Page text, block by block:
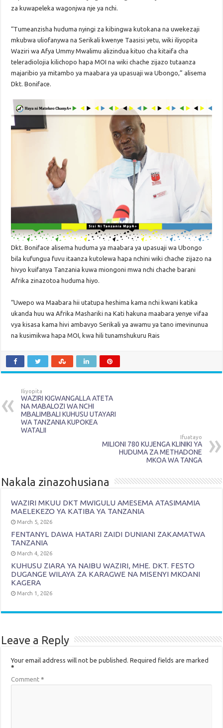
za kuwapeleka wagonjwa nje ya nchi.
“Tumeanzisha huduma nyingi za kibingwa kutokana na uwekezaji
mkubwa uliofanywa na Serikali kwenye Taasisi yetu, wiki iliyopita
Waziri wa Afya Ummy Mwalimu alizindua kituo cha kitaifa cha
teleradiolojia kilichopo hapa MOI na wiki chache zijazo tutaanza
majaribio ya mitambo ya maabara ya upasuaji wa Ubongo,” alisema
Dkt. Boniface.
Dkt. Boniface alisema huduma ya maabara ya upasuaji wa Ubongo
bila kufungua fuvu itaanza kutolewa hapa nchini wiki chache zijazo na
hivyo kuifanya Tanzania kuwa miongoni mwa nchi chache barani
Afrika zinazotoa huduma hiyo.
“Uwepo wa Maabara hii utatupa heshima kama nchi kwani katika
ukanda huu wa Afrika Mashariki na Kati hakuna maabara yenye vifaa
vya kisasa kama hivi ambavyo Serikali ya awamu ya tano imevinunua
na kusimikwa hapa MOI, kwa hili tunamshukuru Rais
Iliyopita
WAZIRI KIGWANGALLA ATETA
NA MABALOZI WA NCHI
MBALIMBALI KUHUSU UTAYARI
WA TANZANIA KUPOKEA
WATALII
Ifuatayo
MILIONI 780 KUJENGA KLINIKI YA
HUDUMA ZA METHADONE
MKOA WA TANGA
Nakala zinazohusiana
WAZIRI MKUU DKT MWIGULU AMESEMA ATASIMAMIA
MAELEKEZO YA KATIBA YA TANZANIA
March 5, 2026
FENTANYL DAWA HATARI ZAIDI DUNIANI ZAKAMATWA
TANZANIA
March 4, 2026
KUHUSU ZIARA YA NAIBU WAZIRI, MHE. DKT. FESTO
DUGANGE WILAYA ZA KARAGWE NA MISENYI MKOANI
KAGERA
March 1, 2026
Leave a Reply
Your email address will not be published. Required fields are marked
*
Comment*